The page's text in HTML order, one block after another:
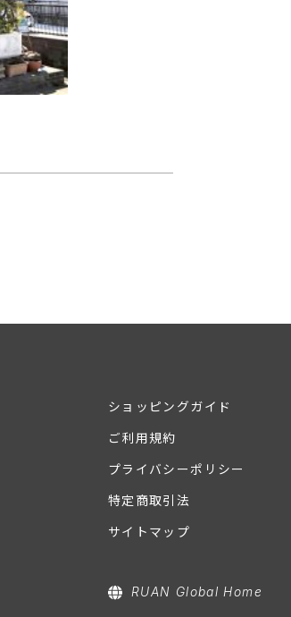
ショッピングガイド
ご利用規約
プライバシーポリシー
特定商取引法
サイトマップ
RUAN Global Home